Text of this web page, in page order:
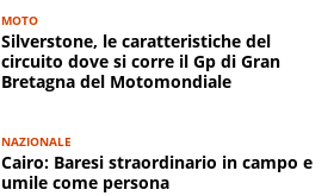
MOTO
Silverstone, le caratteristiche del
circuito dove si corre il Gp di Gran
Bretagna del Motomondiale
NAZIONALE
Cairo: Baresi straordinario in campo e
umile come persona